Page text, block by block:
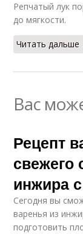
Репчатый лук
до мягкости.
Читать
Вас
Рецепт
свежего
инжира
Сегодня вы
варенья из
подготовить